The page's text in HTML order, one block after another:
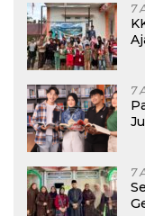
7
7
7